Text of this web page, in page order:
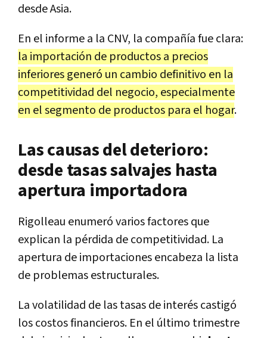
desde Asia.
En el informe a la CNV, la compañía fue clara:
la importación de productos a precios
inferiores generó un cambio definitivo en la
competitividad del negocio, especialmente
en el segmento de productos para el hogar.
Las causas del deterioro:
desde tasas salvajes hasta
apertura importadora
Rigolleau enumeró varios factores que
explican la pérdida de competitividad. La
apertura de importaciones encabeza la lista
de problemas estructurales.
La volatilidad de las tasas de interés castigó
los costos financieros. En el último trimestre